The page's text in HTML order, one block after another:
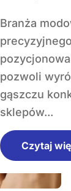
Branża modowa wymaga
pozwoli
gąszczu
sklepów...
Czytaj